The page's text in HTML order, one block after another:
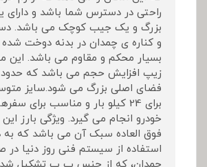
راحتی در دسترس شما باشد و
بزرگ و یک جیب کوچک می باشد.
و کناره ی چمدان در بدنه دوخت
بسیار محکم و مقاوم می باشد. این
فضای اصلی بزرگ می شود.سایز
برای 24 کیلو بار و مناسب برای
خودرو انجام می گیرد. ویژگی بارز
فوق العاده سبک آن می باشد که به
استفاده از سیستم فنی روز دنیا